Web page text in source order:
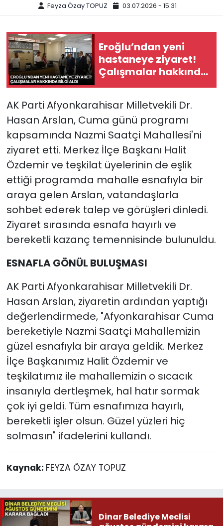
Feyza Özay TOPUZ 03.07.2026 - 15:31
Eroğlu’ndan yeni
hastaneye ziyaret!
Çalışmalar hakkında
bilgi aldı
AK Parti Afyonkarahisar Milletvekili Dr.
Hasan Arslan, Cuma günü programı
kapsamında Nazmi Saatçi Mahallesi'ni
ziyaret etti. Merkez İlçe Başkanı Halit
Özdemir ve teşkilat üyelerinin de eşlik
ettiği programda mahalle esnafıyla bir
araya gelen Arslan, vatandaşlarla
sohbet ederek talep ve görüşleri dinledi.
Ziyaret sırasında esnafa hayırlı ve
bereketli kazanç temennisinde bulunuldu.
ESNAFLA GÖNÜL BULUŞMASI
AK Parti Afyonkarahisar Milletvekili Dr.
Hasan Arslan, ziyaretin ardından yaptığı
değerlendirmede, "Afyonkarahisar Cuma
bereketiyle Nazmi Saatçi Mahallemizin
güzel esnafıyla bir araya geldik. Merkez
İlçe Başkanımız Halit Özdemir ve
teşkilatımız ile mahallemizin o sıcacık
insanıyla dertleşmek, hal hatır sormak
çok iyi geldi. Tüm esnafımıza hayırlı,
bereketli işler olsun. Güzel yüzleri hiç
solmasın" ifadelerini kullandı.
Kaynak: FEYZA ÖZAY TOPUZ
Dinar Belediye Meclisi